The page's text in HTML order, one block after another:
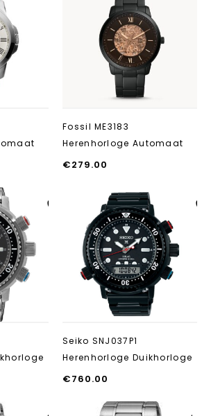
Fossil ME3183
Herenhorloge Automaat
€279.00
Seiko SNJ037P1
Herenhorloge Duikhorloge
€760.00